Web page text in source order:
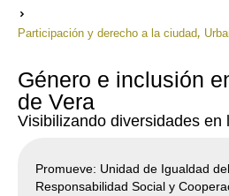
Participación y derecho a la ciudad,
Género e inclusión
de Vera
Visibilizando diversidades en
Promueve: Unidad de Igualdad
Responsabilidad Social y